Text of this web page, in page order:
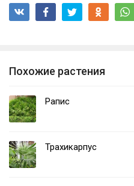
Похожие растения
Рапис
Трахикарпус